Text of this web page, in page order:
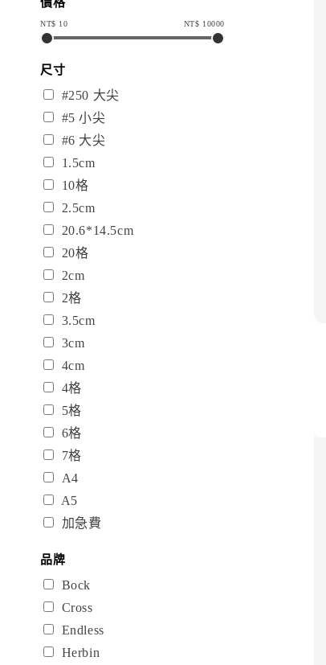
NT$ 10 NT$ 10000
尺寸
#250 大尖
#5 小尖
#6 大尖
1.5cm
10格
2.5cm
20.6*14.5cm
20格
2cm
2格
3.5cm
3cm
4cm
4格
5格
6格
7格
A4
A5
加急費
品牌
Bock
Cross
Endless
Herbin